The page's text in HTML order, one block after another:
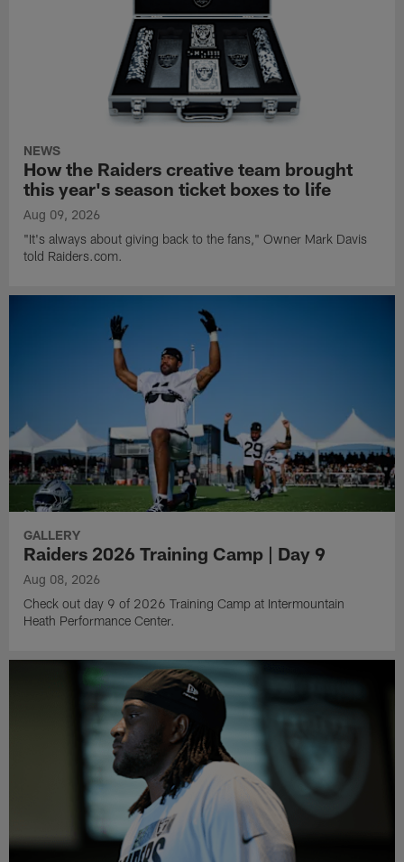
NEWS
How the Raiders creative team brought
this year's season ticket boxes to life
Aug 09, 2026
"It's always about giving back to the fans," Owner Mark Davis
told Raiders.com.
GALLERY
Raiders 2026 Training Camp | Day 9
Aug 08, 2026
Check out day 9 of 2026 Training Camp at Intermountain
Heath Performance Center.